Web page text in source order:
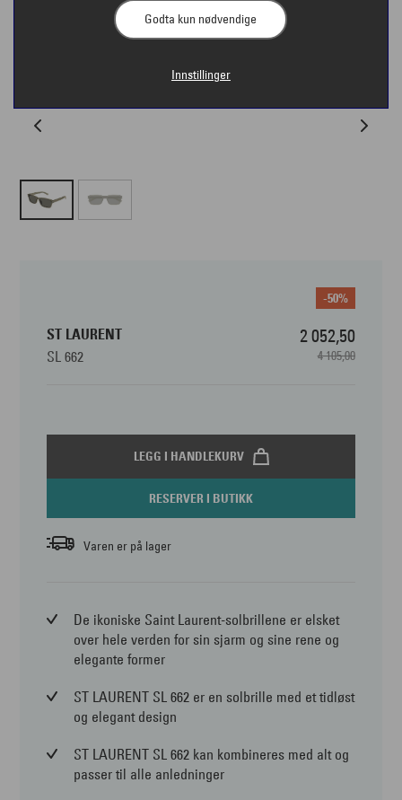
-50%
ST LAURENT
SL 662
2 052,50
4 105,00
LEGG I HANDLEKURV
RESERVER I BUTIKK
Varen er på lager
De ikoniske Saint Laurent-solbrillene er elsket
over hele verden for sin sjarm og sine rene og
elegante former
ST LAURENT SL 662 er en solbrille med et tidløst
og elegant design
ST LAURENT SL 662 kan kombineres med alt og
passer til alle anledninger
Godta kun nødvendige
Innstillinger